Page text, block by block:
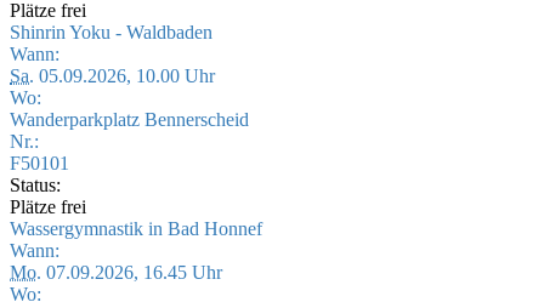
Plätze frei
Shinrin Yoku - Waldbaden
Wann:
Sa. 05.09.2026, 10.00 Uhr
Wo:
Wanderparkplatz Bennerscheid
Nr.:
F50101
Status:
Plätze frei
Wassergymnastik in Bad Honnef
Wann:
Mo. 07.09.2026, 16.45 Uhr
Wo: